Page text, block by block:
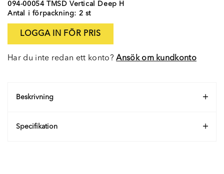
094-00054 TMSD Vertical Deep H
Antal i förpackning: 2 st
LOGGA IN FÖR PRIS
Har du inte redan ett konto?Ansök om kundkonto
Beskrivning
Specifikation